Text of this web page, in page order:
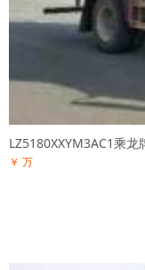
LZ5180XXYM3AC1乘龙
￥ 万